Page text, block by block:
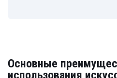
Основные
использования